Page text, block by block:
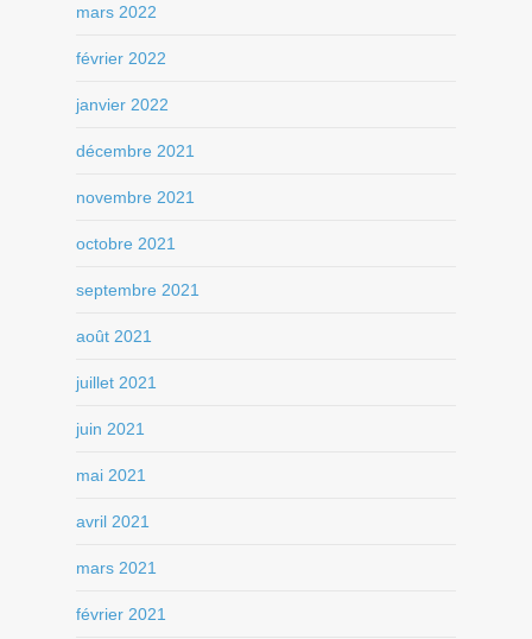
mars 2022
février 2022
janvier 2022
décembre 2021
novembre 2021
octobre 2021
septembre 2021
août 2021
juillet 2021
juin 2021
mai 2021
avril 2021
mars 2021
février 2021